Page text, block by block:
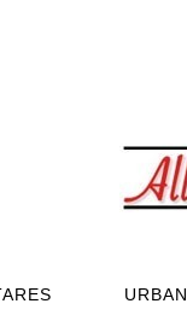
URBAN